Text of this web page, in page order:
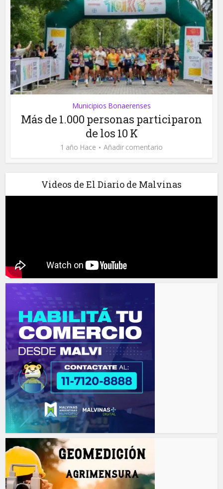
Municipios Bonaerenses
Más de 1.000 personas participaron
de los 10 K
1 año Hace Añadir comentario
Videos de El Diario de Malvinas